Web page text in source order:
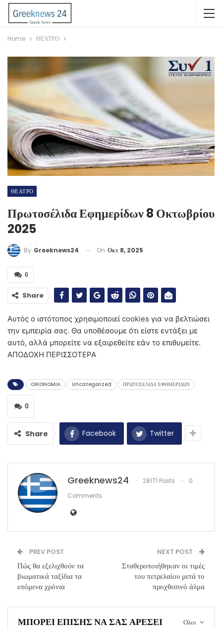
Home ΘΕΑΤΡΟ
ΘΕΑΤΡΟ
Πρωτοσέλιδα Εφημερίδων 8 Οκτωβρίου
2025
By Greeknews24 On Οκτ 8, 2025
0
Share
Αυτός ο ιστότοπος χρησιμοποιεί cookies για να βελτιώσει
την εμπειρία σας. Θα υποθέσουμε ότι είστε εντάξει με
αυτό, αλλά μπορείτε να εξαιρεθείτε εάν το επιθυμείτε.
ΑΠΟΔΟΧΗ ΠΕΡΙΣΣΟΤΕΡΑ
OIKONOMIA Uncategorized ΠΡΩΤΟΣΕΛΙΔΑ ΕΦΗΜΕΡΙΔΩΝ
0
Share Facebook Twitter
Greeknews24 28171 Posts
0
Comments
PREV POST
Πώς θα εξελιχθούν τα
βιωματικά ταξίδια τα
επόμενα χρόνια
NEXT POST
Σταθεροποιήθηκαν οι τιμές
του πετρελαίου μετά το
προχθεσινό άλμα
Ολοι
ΜΠΟΡΕΊ ΕΠΊΣΗΣ ΝΑ ΣΑΣ ΑΡΈΣΕΙ